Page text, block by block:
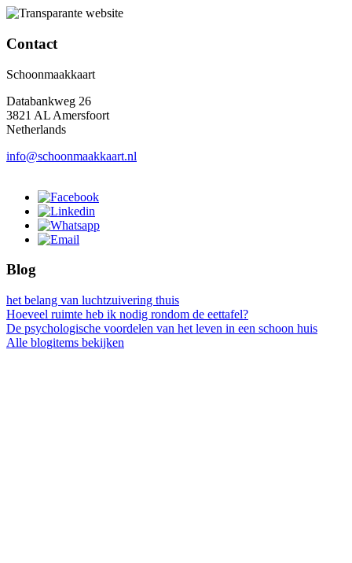
Contact
Schoonmaakkaart
Databankweg 26
3821 AL Amersfoort
Netherlands
info@schoonmaakkaart.nl
Blog
het belang van luchtzuivering thuis
Hoeveel ruimte heb ik nodig rondom de eettafel?
De psychologische voordelen van het leven in een schoon huis
Alle blogitems bekijken